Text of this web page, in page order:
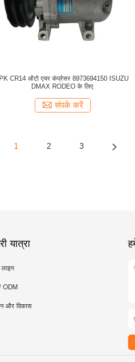
CR14 ऑटो एयर कंप्रेसर 8973694150 ISUZU
DMAX RODEO के लिए
संपर्क करें
1 2 3
यात्रा
लाइन
ODM
और विकास